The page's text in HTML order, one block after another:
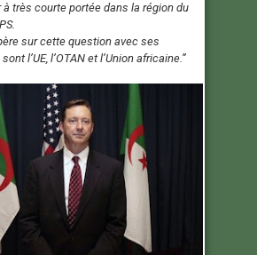
très courte portée dans la région du
sur cette question avec ses
l’UE, l’OTAN et l’Union africaine.”